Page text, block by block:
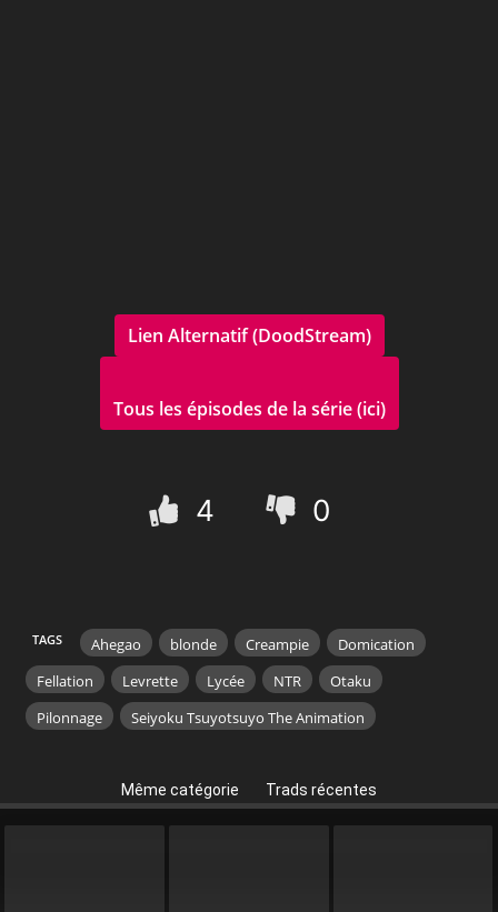
Lien Alternatif (DoodStream)
Tous les épisodes de la série (ici)
4 0
TAGS Ahegao blonde Creampie
Domication
Fellation
Levrette Lycée NTR
Otaku
Pilonnage
Seiyoku Tsuyotsuyo The Animation
Même catégorie Trads récentes